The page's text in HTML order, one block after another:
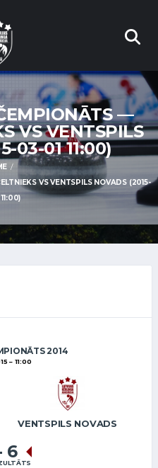
—
VS VENTSPILS
03-01 11:00)
VS VENTSPILS NOVADS (2015-
2014
11:00
VENTSPILS NOVADS
6